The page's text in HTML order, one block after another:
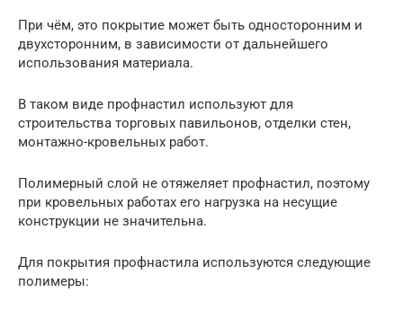
При чём, это покрытие может быть односторонним и
двухсторонним, в зависимости от дальнейшего
использования материала.
В таком виде профнастил используют для
строительства торговых павильонов, отделки стен,
монтажно-кровельных работ.
Полимерный слой не отяжеляет профнастил, поэтому
при кровельных работах его нагрузка на несущие
конструкции не значительна.
Для покрытия профнастила используются следующие
полимеры: